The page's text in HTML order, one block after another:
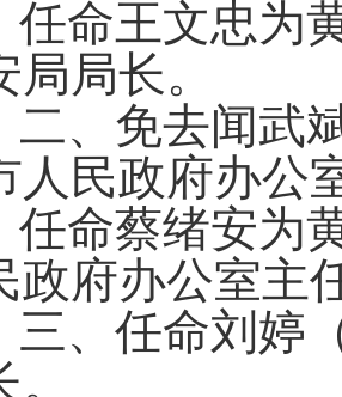
王文忠为黄
局局长。
免去闻武斌
人民政府办公
蔡绪安为黄
政府办公室主
任命刘婷（